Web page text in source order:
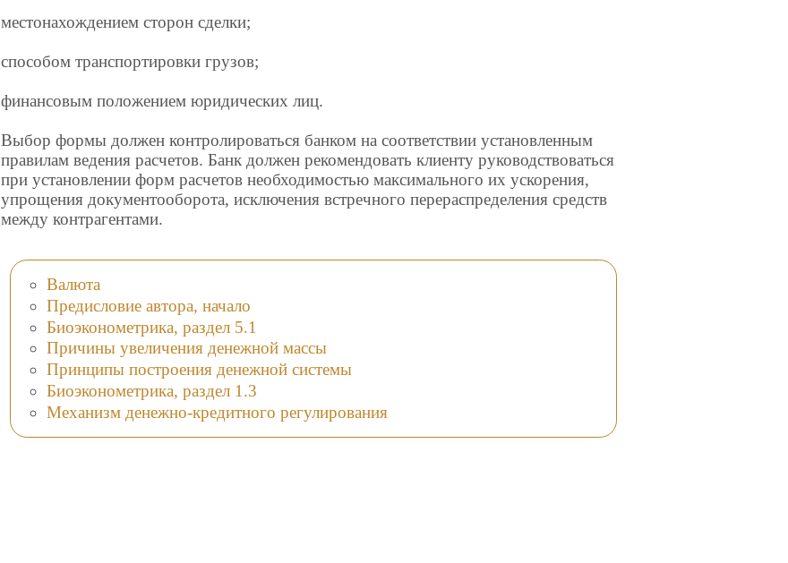
местонахождением сторон сделки;
способом транспортировки грузов;
финансовым положением юридических лиц.
Выбор формы должен контролироваться банком на соответствии установленным
правилам ведения расчетов. Банк должен рекомендовать клиенту руководствоваться
при установлении форм расчетов необходимостью максимального их ускорения,
упрощения документооборота, исключения встречного перераспределения средств
между контрагентами.
Валюта
Предисловие автора, начало
Биоэконометрика, раздел 5.1
Причины увеличения денежной массы
Принципы построения денежной системы
Биоэконометрика, раздел 1.3
Механизм денежно-кредитного регулирования